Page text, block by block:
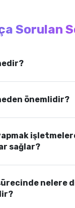
Sorulan
önemlidir?
sağlar?
nelere